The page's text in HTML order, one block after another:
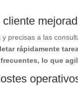
precisas a las
rápidamente
lo que